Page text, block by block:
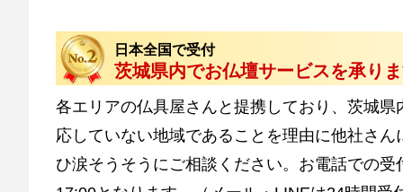
日本全国で受付
茨城県内でお仏壇サービスを承り
各エリアの仏具屋さんと提携しており、茨城
応していない地域であることを理由に他社さ
ひ涙そうそうにご相談ください。お電話での